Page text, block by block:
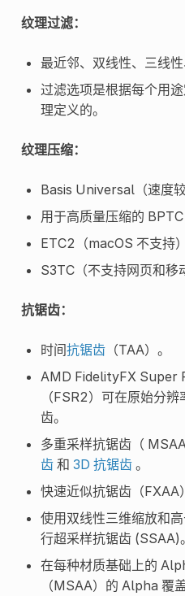
纹理过滤：
最近邻、双线性、三线性
过滤选项是根据每个用
理定义的。
纹理压缩：
Basis Universal（速度
用于高质量压缩的
ETC2（macOS 不支持）
S3TC（不支持网页和移
抗锯齿：
时间抗锯齿（TAA）。
AMD FidelityFX Super
（FSR2）可在原始分
齿。
多重采样抗锯齿（
齿和 3D 抗锯齿。
快速近似抗锯齿（FXAA
使用双线性三维缩放和
行超采样抗锯齿 (SSAA)。
在每种材质基础上的
（MSAA）的 Alpha